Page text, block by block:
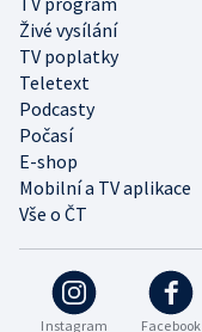
Instagram Facebook
Živé vysílání
TV poplatky
Teletext
Podcasty
Počasí
E-shop
Mobilní a TV aplikace
Vše o ČT